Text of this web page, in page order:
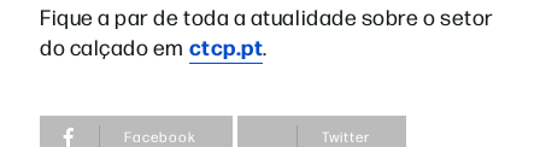
Fique a par de toda a atualidade sobre o setor
do calçado em ctcp.pt.
Facebook Twitter